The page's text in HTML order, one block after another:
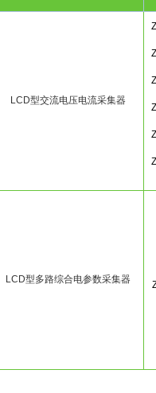
LCD型交流电压电流采集器
LCD型多路综合电参数采集器